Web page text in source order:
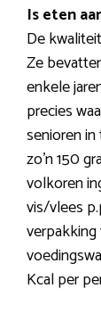
Is eten
De
Ze
enkele
precies
senioren
zo’n 150
volkoren
vis/vlees
Kcal per